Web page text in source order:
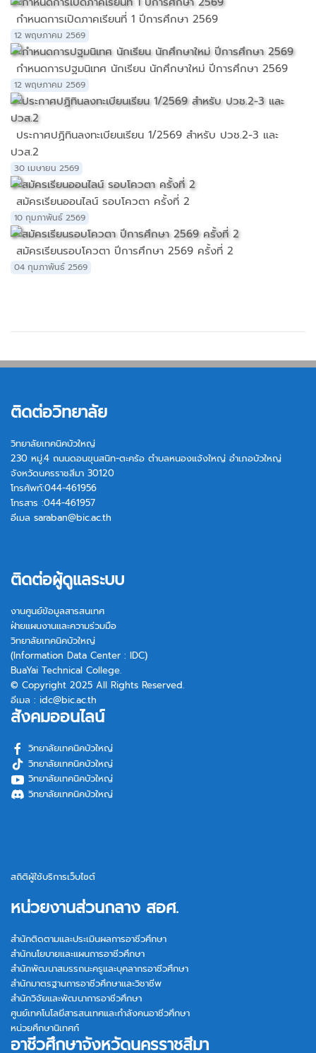
กำหนดการเปิดภาคเรียนที่ 1 ปีการศึกษา 2569
12 พฤษภาคม 2569
กำหนดการปฐมนิเทศ นักเรียน นักศึกษาใหม่ ปีการศึกษา 2569
12 พฤษภาคม 2569
ประกาศปฏิทินลงทะเบียนเรียน 1/2569 สำหรับ ปวช.2-3 และ
ปวส.2
30 เมษายน 2569
สมัครเรียนออนไลน์ รอบโควตา ครั้งที่ 2
10 กุมภาพันธ์ 2569
สมัครเรียนรอบโควตา ปีการศึกษา 2569 ครั้งที่ 2
04 กุมภาพันธ์ 2569
ติดต่อวิทยาลัย
วิทยาลัยเทคนิคบัวใหญ่
230 หมู่.4 ถนนดอนขุนสนิท-ตะคร้อ ตำบลหนองแจ้งใหญ่ อำเภอบัวใหญ่
จังหวัดนครราชสีมา 30120
โทรศัพท์:044-461956
โทรสาร :044-461957
อีเมล saraban@bic.ac.th
ติดต่อผู้ดูแลระบบ
งานศูนย์ข้อมูลสารสนเทศ
ฝ่ายแผนงานและความร่วมมือ
วิทยาลัยเทคนิคบัวใหญ่
(Information Data Center : IDC)
BuaYai Technical College.
© Copyright 2025 All Rights Reserved.
อีเมล : idc@bic.ac.th
สังคมออนไลน์
วิทยาลัยเทคนิคบัวใหญ่
วิทยาลัยเทคนิคบัวใหญ่
วิทยาลัยเทคนิคบัวใหญ่
วิทยาลัยเทคนิคบัวใหญ่
สถิติผู้ใช้บริการเว็บไซต์
หน่วยงานส่วนกลาง สอศ.
สำนักติดตามและประเมินผลการอาชีวศึกษา
สำนักนโยบายและแผนการอาชีวศึกษา
สำนักพัฒนาสมรรถนะครูและบุคลากรอาชีวศึกษา
สำนักมาตรฐานการอาชีวศึกษาและวิชาชีพ
สำนักวิจัยและพัฒนาการอาชีวศึกษา
ศูนย์เทคโนโลยีสารสนเทศและกำลังคนอาชีวศึกษา
หน่วยศึกษานิเทศก์
อาชีวศึกษาจังหวัดนครราชสีมา